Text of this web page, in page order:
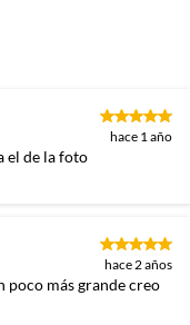
hace 1 año
el de la foto
hace 2 años
poco más grande creo